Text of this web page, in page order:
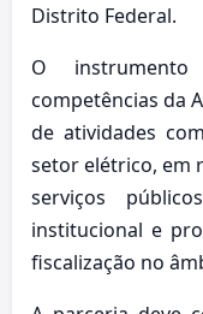
Distrito Federal.
O
competências da
de atividades
setor elétrico, em
serviços
institucional e
fiscalização no